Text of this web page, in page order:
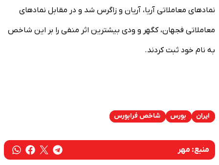
نمادهای معاملاتی آریا، آریان و زاگرس شد و در مقابل نمادهای
معاملاتی فجهان، کگهر و ودی بیشترین اثر منفی را بر این شاخص
به نام خود ثبت کردند.
ایران بورس شاخص فرابورس
منبع: مهر